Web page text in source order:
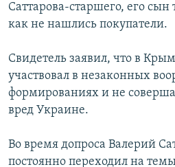
Саттарова-старшего, его сын
как не нашлись покупатели.
Свидетель заявил, что в
участвовал в незаконных
формированиях и не
вред Украине.
Во время допроса Валерий
постоянно переходил на